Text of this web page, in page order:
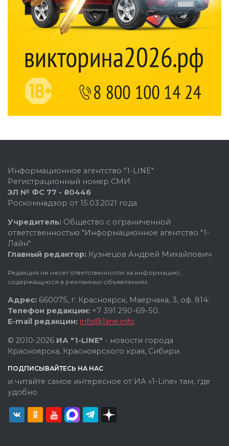
Информационное агентство "1-LINE"
Регистрационный номер СМИ
ЭЛ № ФС 77 - 80446
Роскомнадзор от 15.03.2021 года
Учредитель: Общество с ограниченной
ответственностью "Информационное агентство "1-
Лайн"
Главный редактор: Кузнецов Андрей Михайлович
Редакция не несет ответственности за информацию,
содержащуюся в рекламных объявлениях.
Адрес: 660075, г. Красноярск, Маерчака, 3, оф. 814.
Телефон редакции: +7 391 290-69-50.
E-mail редакции: info@1line.info
© 2010-2026 ИА "1-LINE" - новости города
Красноярска, Красноярского края, Сибири.
ПОДПИСЫВАЙТЕСЬ НА НАС
и читайте самое интересное от ИА «1-Line» там, где
удобно